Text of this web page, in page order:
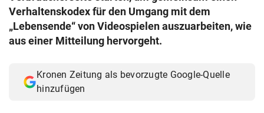
Verhaltenskodex für den Umgang mit dem
„Lebensende“ von Videospielen auszuarbeiten, wie
aus einer Mitteilung hervorgeht.
Kronen Zeitung als bevorzugte Google-Quelle
hinzufügen